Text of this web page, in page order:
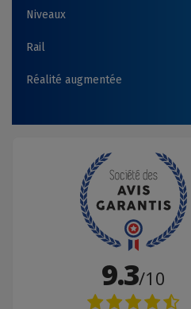
Niveaux
Rail
Réalité augmentée